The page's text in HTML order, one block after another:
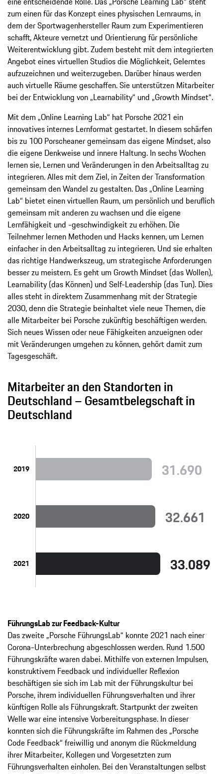
zum einen für das Konzept eines physischen Lernraums, in
dem der Sportwagenhersteller Raum zum Experimentieren
schafft, Akteure vernetzt und Orientierung für persönliche
Weiterentwicklung gibt. Zudem besteht mit dem integrierten
Angebot eines virtuellen Studios die Möglichkeit, Gelerntes
aufzuzeichnen und weiterzugeben. Darüber hinaus werden
auch virtuelle Räume geschaffen. Sie unterstützen Mitarbeiter
bei der Entwicklung von „Learnability“ und „Growth Mindset“.
Mit dem „Online Learning Lab“ hat Porsche 2021 ein
innovatives internes Lernformat gestartet. In diesem schärfen
bis zu 100 Porscheaner gemeinsam das eigene Mindset, also
die eigene Denkweise und innere Haltung. In sechs Wochen
lernen sie, Lernen und Veränderungen in den Arbeitsalltag zu
integrieren. Alles mit dem Ziel, in Zeiten der Transformation
gemeinsam den Wandel zu gestalten. Das „Online Learning
Lab“ bietet einen virtuellen Raum, um persönlich und beruflich
gemeinsam mit anderen zu wachsen und die eigene
Lernfähigkeit und -geschwindigkeit zu erhöhen. Die
Teilnehmer lernen Methoden und Hacks kennen, um Lernen
einfacher in den Arbeitsalltag zu integrieren. Und sie erhalten
das richtige Handwerkszeug, um strategische Anforderungen
besser zu meistern. Es geht um Growth Mindset (das Wollen),
Learnability (das Können) und Self-Leadership (das Tun). Dies
alles steht in direktem Zusammenhang mit der Strategie
2030, denn die Strategie beinhaltet viele neue Themen, die
alle Mitarbeiter bei Porsche zukünftig beschäftigen werden.
Sich neues Wissen oder neue Fähigkeiten anzueignen oder
mit Veränderungen umgehen zu können, gehört damit zum
Tagesgeschäft.
Mitarbeiter an den Standorten in
Deutschland – Gesamtbelegschaft in
Deutschland
2019 31.690
2020 32.661
2021 33.089
FührungsLab zur Feedback-Kultur
Das zweite „Porsche FührungsLab“ konnte 2021 nach einer
Corona-Unterbrechung abgeschlossen werden. Rund 1.500
Führungskräfte waren dabei. Mithilfe von externen Impulsen,
konstruktivem Feedback und individueller ­Reflexion
beschäftigen sie sich im Lab mit der Führungskultur bei
Porsche, ihrem individuellen Führungsverhalten und ihrer
künftigen ­Rolle als Führungskraft. Startpunkt der zweiten
Welle war eine intensive Vorbereitungsphase. In dieser
konnten sich die Führungskräfte im Rahmen des „Porsche
Code Feedback“ frei­willig und anonym die Rückmeldung
ihrer ­Mitarbeiter, Kollegen und Vorgesetzten zum
Führungsverhalten einholen. Bei den Veranstaltungen selbst